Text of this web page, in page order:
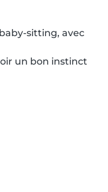
sitting, avec
un bon instinct